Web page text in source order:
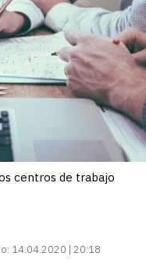
centros de trabajo
14.04.2020 | 20:18